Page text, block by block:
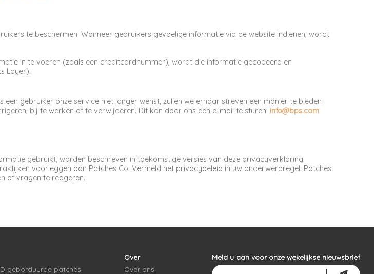
te beschermen. Wanneer gebruikers gevoelige informatie via de website indienen, wordt
in te voeren (zoals een creditcardnummer), wordt die informatie gecodeerd en
Layer).
gebruiker onze service niet langer wenst, zullen we ernaar streven een manier te bieden
bij te werken of te verwijderen. Dit kan door ons een e-mail te sturen: info@bps.com
gebruikt, worden beschreven in toekomstige versies van deze privacyverklaring.
voorleggen aan Patches Co. Vermeld het privacybeleid in uw onderwerpregel. Patches
of vragen te reageren.
geborduurde patches
Over
Over ons
Meld u aan voor onze wekelijkse nieuwsbrief